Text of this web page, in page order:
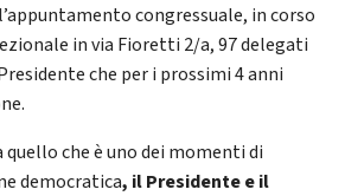
congressuale, in corso
in via Fioretti 2/a, 97 delegati
che per i prossimi 4 anni
quello che è uno dei momenti di
democratica, il Presidente e il